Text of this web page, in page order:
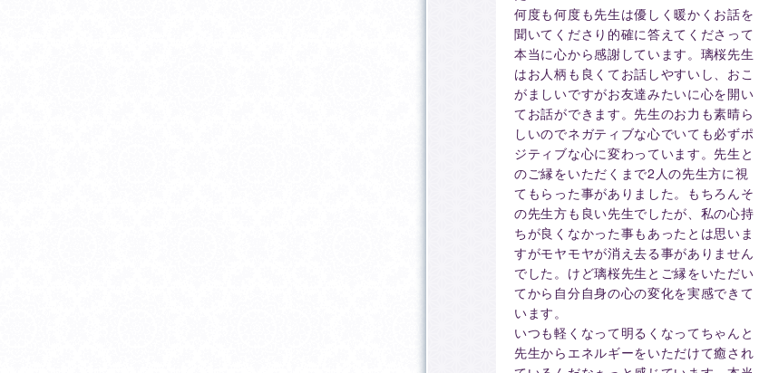
何度も何度も先生は優しく暖かくお話を
聞いてくださり的確に答えてくださって
本当に心から感謝しています。璃桜先生
はお人柄も良くてお話しやすいし、おこ
がましいですがお友達みたいに心を開い
てお話ができます。先生のお力も素晴ら
しいのでネガティブな心でいても必ずポ
ジティブな心に変わっています。先生と
のご縁をいただくまで2人の先生方に視
てもらった事がありました。もちろんそ
の先生方も良い先生でしたが、私の心持
ちが良くなかった事もあったとは思いま
すがモヤモヤが消え去る事がありません
でした。けど璃桜先生とご縁をいただい
てから自分自身の心の変化を実感できて
います。
いつも軽くなって明るくなってちゃんと
先生からエネルギーをいただけて癒され